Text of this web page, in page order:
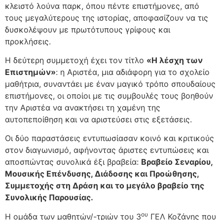
κλειστό λούνα παρκ, όπου πέντε επιστήμονες, από
τους μεγαλύτερους της ιστορίας, αποφασίζουν να τις
δυσκολέψουν με πρωτότυπους γρίφους και
προκλήσεις.
Η δεύτερη συμμετοχή έχει τον τίτλο «Η λέσχη των
Επιστημών»: η Αριστέα, μια αδιάφορη για το σχολείο
μαθήτρια, συναντάει με έναν μαγικό τρόπο σπουδαίους
επιστήμονες, οι οποίοι με τις συμβουλές τους βοηθούν
την Αριστέα να ανακτήσει τη χαμένη της
αυτοπεποίθηση και να αριστεύσει στις εξετάσεις.
Οι δύο παραστάσεις εντυπωσίασαν κοινό και κριτικούς
στον διαγωνισμό, αφήνοντας άριστες εντυπώσεις και
αποσπώντας συνολικά έξι βραβεία: Βραβείο Σεναρίου,
Μουσικής Επένδυσης, Διάδοσης και Προώθησης,
Συμμετοχής στη Δράση και το μεγάλο βραβείο της
Συνολικής Παρουσίας.
Η ομάδα των μαθητών/-τριών του 3ου ΓΕΛ Κοζάνης που